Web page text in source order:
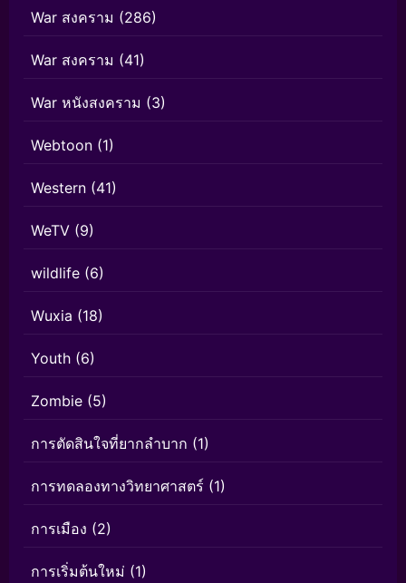
War สงคราม (286)
War สงคราม (41)
War หนังสงคราม (3)
Webtoon (1)
Western (41)
WeTV (9)
wildlife (6)
Wuxia (18)
Youth (6)
Zombie (5)
การตัดสินใจที่ยากลำบาก (1)
การทดลองทางวิทยาศาสตร์ (1)
การเมือง (2)
การเริ่มต้นใหม่ (1)